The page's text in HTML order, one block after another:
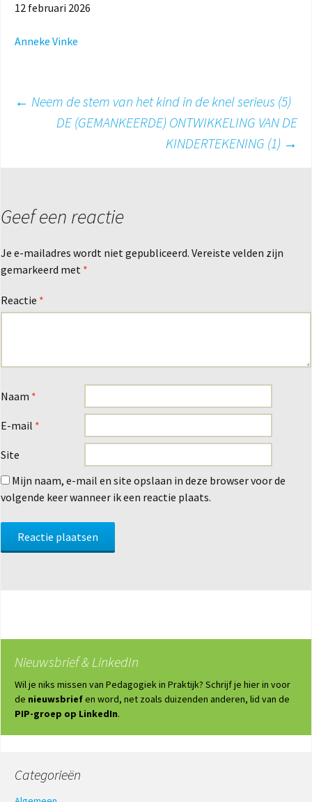
12 februari 2026
Anneke Vinke
Berichtnavigatie
← Neem de stem van het kind in de knel serieus (5)
DE (GEMANKEERDE) ONTWIKKELING VAN DE
KINDERTEKENING (1) →
Geef een reactie
Je e-mailadres wordt niet gepubliceerd. Vereiste velden zijn
gemarkeerd met *
Reactie *
Naam *
E-mail *
Site
Mijn naam, e-mail en site opslaan in deze browser voor de
volgende keer wanneer ik een reactie plaats.
Nieuwsbrief & LinkedIn
Wil je niks missen van Pedagogiek in Praktijk? Schrijf je hier in voor
de nieuwsbriefen word, net zoals duizenden anderen, lid van de
PIP-groep op LinkedIn.
Categorieën